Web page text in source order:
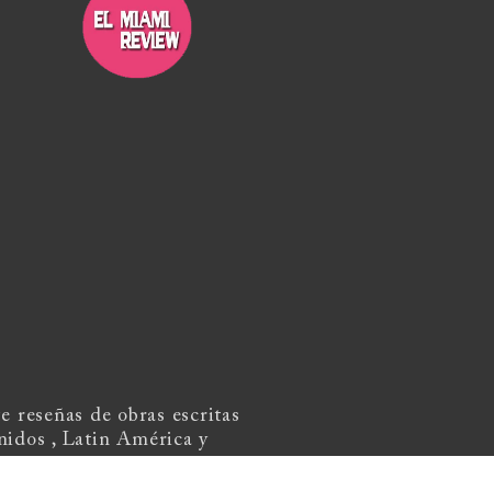
de obras escritas
, Latin América y